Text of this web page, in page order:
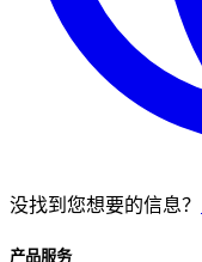
没找到您想要的信息？
产品服务